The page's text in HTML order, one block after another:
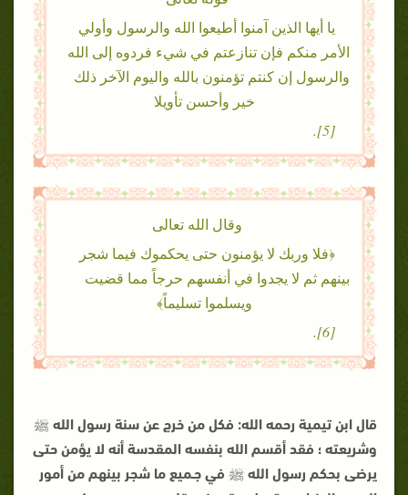
يا أيها الذين آمنوا أطيعوا الله والرسول وأولي
الأمر منكم فإن تنازعتم في شيء فردوه إلى الله
والرسول إن كنتم تؤمنون بالله واليوم الآخر ذلك
خير وأحسن تأويلا
[5].
وقال الله تعالى
﴿فلا وربك لا يؤمنون حتى يحكموك فيما شجر
بينهم ثم لا يجدوا في أنفسهم حرجاً مما قضيت
ويسلموا تسليماً﴾
[6].
قال ابن تيمية رحمه الله: فكل من خرج عن سنة رسول الله ﷺ
وشريعته ؛ فقد أقسم الله بنفسه المقدسة أنه لا يؤمن حتى
يرضى بحكم رسول الله ﷺ في جـميع ما شجر بينهم من أمور